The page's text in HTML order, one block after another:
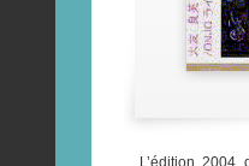
L’édition